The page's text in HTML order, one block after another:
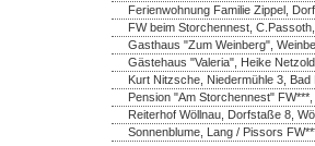
Ferienwohnung Familie Zippel,
FW beim Storchennest,
Gasthaus "Zum Weinberg",
Gästehaus "Valeria", Heike
Kurt Nitzsche, Niedermühle 3, Bad
Pension "Am Storchennest"
Reiterhof Wöllnau, Dorfstaße 8,
Sonnenblume, Lang / Pissors